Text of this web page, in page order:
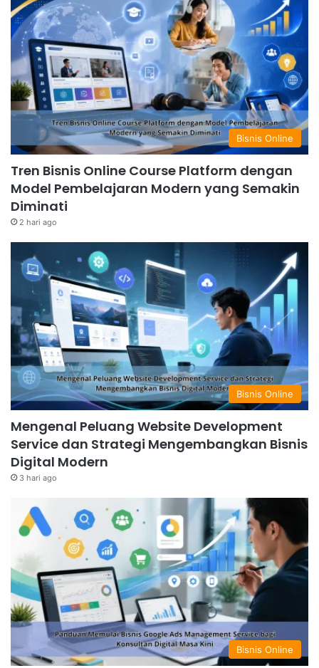
Bisnis Online
Tren Bisnis Online Course Platform dengan
Model Pembelajaran Modern yang Semakin
Diminati
2 hari ago
Bisnis Online
Mengenal Peluang Website Development
Service dan Strategi Mengembangkan Bisnis
Digital Modern
3 hari ago
Bisnis Online